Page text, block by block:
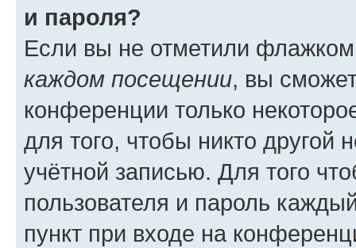
и пароля?
Если вы не отметили
каждом посещении, вы
конференции только
для того, чтобы никто другой
учётной записью. Для того
пользователя и пароль
пункт при входе на